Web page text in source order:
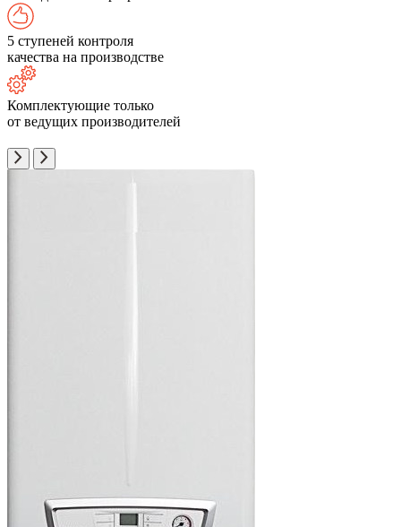
5 ступеней контроля
качества на производстве
Комплектующие только
от ведущих производителей